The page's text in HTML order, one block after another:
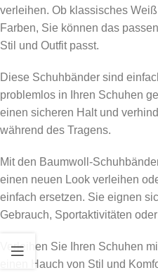
verleihen. Ob klassisches
Farben, Sie können das
Stil und Outfit passt.
Diese Schuhbänder sind
problemlos in Ihren Schuhen
einen sicheren Halt und
während des Tragens.
Mit den Baumwoll-
einen neuen Look verleihen
einfach ersetzen. Sie eignen
Gebrauch, Sportaktivitäten
Verleihen Sie Ihren Schuhen
einen Hauch von Stil und